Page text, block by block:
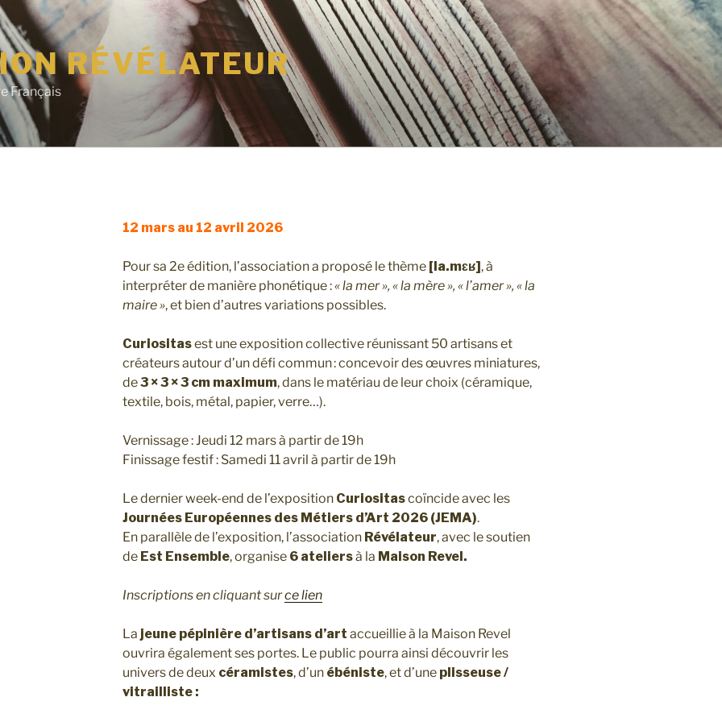
RÉVÉLATEUR
Français
12 mars au 12 avril 2026
Pour sa 2e édition, l’association a proposé le thème[la.mɛʁ], à
interpréter de manière phonétique :« la mer », « la mère », « l’amer », « la
maire », et bien d’autres variations possibles.
Curiositasest une exposition collective réunissant 50 artisans et
créateurs autour d’un défi commun : concevoir des œuvres miniatures,
de3 × 3 × 3 cm maximum, dans le matériau de leur choix (céramique,
textile, bois, métal, papier, verre…).
Vernissage : Jeudi 12 mars à partir de 19h
Finissage festif : Samedi 11 avril à partir de 19h
Le dernier week-end de l’exposition Curiositascoïncide avec les
Journées Européennes des Métiers d’Art 2026 (JEMA).
En parallèle de l’exposition, l’association Révélateur, avec le soutien
de Est Ensemble, organise 6 ateliersà la Maison Revel.
Inscriptions en cliquant surce lien
La jeune pépinière d’artisans d’art accueillie à la Maison Revel
ouvrira également ses portes. Le public pourra ainsi découvrir les
univers de deux céramistes, d’un ébéniste, et d’une plisseuse /
vitrailliste :